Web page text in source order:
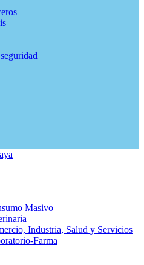
Masivo
Industria, Salud y Servicios
Farma